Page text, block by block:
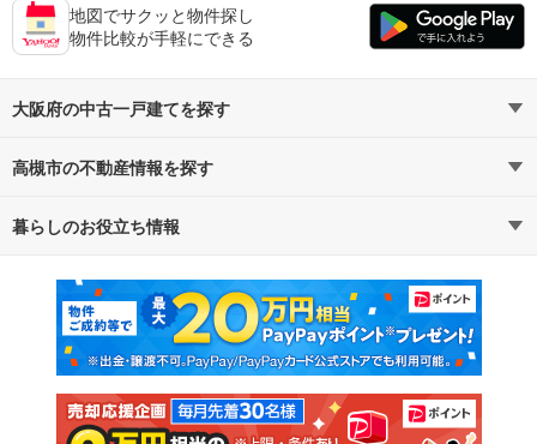
地図でサクッと物件探し
物件比較が手軽にできる
大阪府の中古一戸建てを探す
路線・駅から探す
通勤・通学時間から探す
高槻市の不動産情報を探す
不動産・住宅
新築マンション 中古マンション
新築一戸建て 中古一戸建て
注文住宅 土地
暮らしのお役立ち情報
マンションカタログ 教えて！住まいの先生